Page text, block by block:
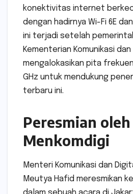
konektivitas internet
dengan hadirnya Wi-Fi 6E
ini terjadi setelah
Kementerian Komunikasi
mengalokasikan pita
GHz untuk mendukung
terbaru ini.
Peresmian oleh
Menkomdigi
Menteri Komunikasi dan
Meutya Hafid meresmikan